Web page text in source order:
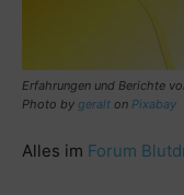
Erfahrungen und Berichte
Photo by geralt on Pixabay
Alles im Forum